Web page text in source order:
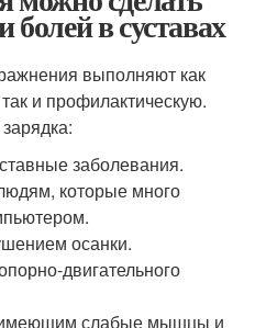
в суставах
выполняют как
и профилактическую.
заболевания.
которые много
осанки.
двигательного
слабые мышцы и